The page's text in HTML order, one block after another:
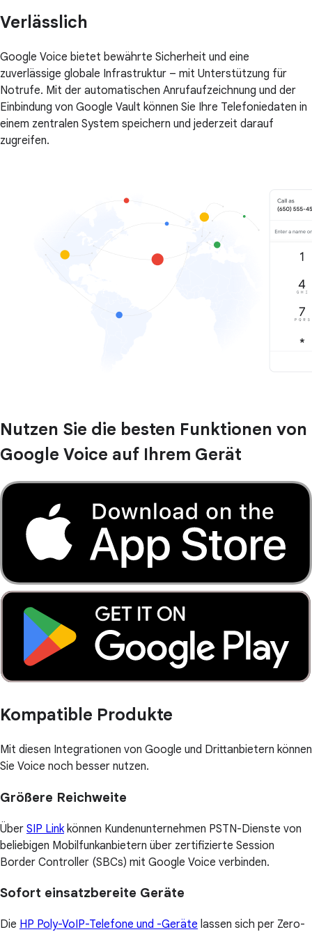
Verlässlich
Google Voice bietet bewährte Sicherheit und eine
zuverlässige globale Infrastruktur – mit Unterstützung für
Notrufe. Mit der automatischen Anrufaufzeichnung und der
Einbindung von Google Vault können Sie Ihre Telefoniedaten in
einem zentralen System speichern und jederzeit darauf
zugreifen.
Nutzen Sie die besten Funktionen von
Google Voice auf Ihrem Gerät
Kompatible Produkte
Mit diesen Integrationen von Google und Drittanbietern können
Sie Voice noch besser nutzen.
Größere Reichweite
Über SIP Linkkönnen Kundenunternehmen PSTN-Dienste von
beliebigen Mobilfunkanbietern über zertifizierte Session
Border Controller (SBCs) mit Google Voice verbinden.
Sofort einsatzbereite Geräte
Die HP Poly-VoIP-Telefone und -Geräte lassen sich per Zero-